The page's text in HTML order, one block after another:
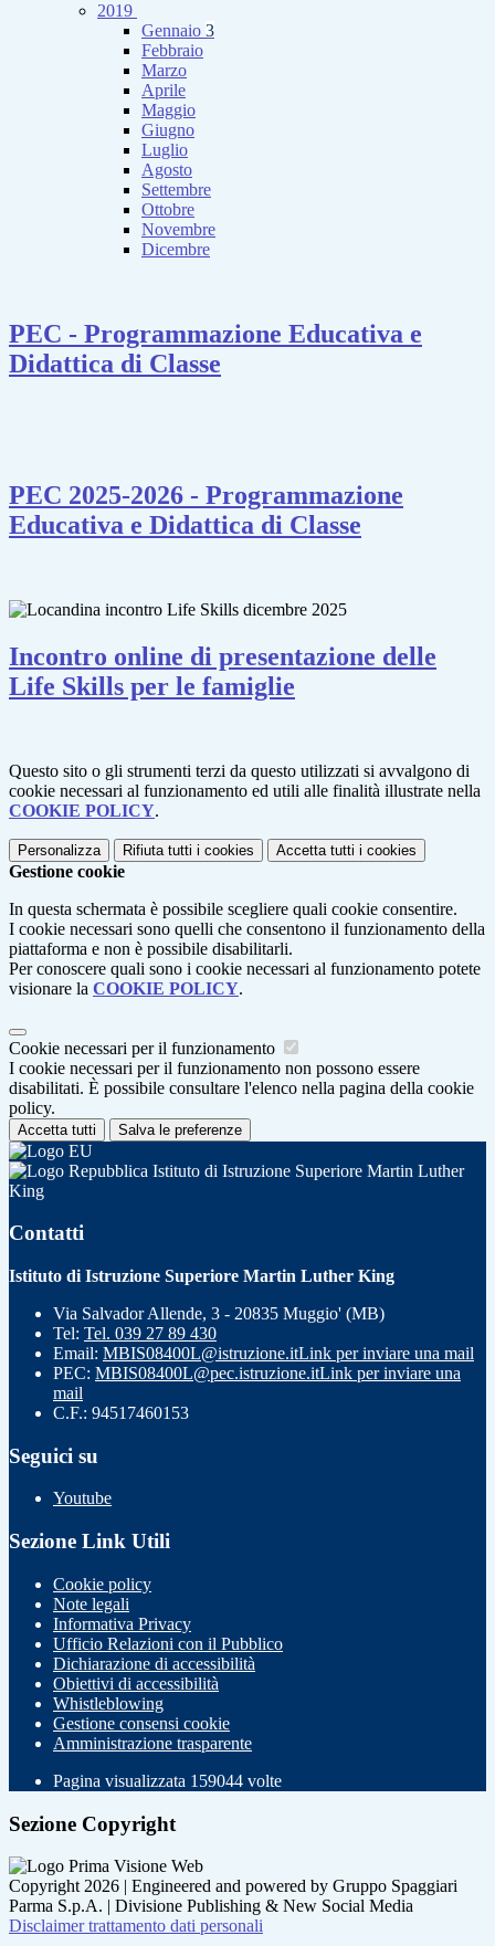
2019
Gennaio 3
Febbraio
Marzo
Aprile
Maggio
Giugno
Luglio
Agosto
Settembre
Ottobre
Novembre
Dicembre
PEC - Programmazione Educativa e
Didattica di Classe
PEC 2025-2026 - Programmazione
Educativa e Didattica di Classe
Incontro online di presentazione delle
Life Skills per le famiglie
Questo sito o gli strumenti terzi da questo utilizzati si avvalgono di
cookie necessari al funzionamento ed utili alle finalità illustrate nella
COOKIE POLICY.
Personalizza Rifiuta tutti i cookies Accetta tutti i cookies
Gestione cookie
In questa schermata è possibile scegliere quali cookie consentire.
I cookie necessari sono quelli che consentono il funzionamento della
piattaforma e non è possibile disabilitarli.
Per conoscere quali sono i cookie necessari al funzionamento potete
visionare la COOKIE POLICY.
Cookie necessari per il funzionamento
I cookie necessari per il funzionamento non possono essere
disabilitati. È possibile consultare l'elenco nella pagina della cookie
policy.
Accetta tutti Salva le preferenze
Istituto di Istruzione Superiore Martin Luther
King
Contatti
Istituto di Istruzione Superiore Martin Luther King
Via Salvador Allende, 3 - 20835 Muggio' (MB)
Tel: Tel. 039 27 89 430
Email: MBIS08400L@istruzione.itLink per inviare una mail
PEC: MBIS08400L@pec.istruzione.itLink per inviare una
mail
C.F.: 94517460153
Seguici su
Youtube
Sezione Link Utili
Cookie policy
Note legali
Informativa Privacy
Ufficio Relazioni con il Pubblico
Dichiarazione di accessibilità
Obiettivi di accessibilità
Whistleblowing
Gestione consensi cookie
Amministrazione trasparente
Pagina visualizzata 159044 volte
Sezione Copyright
Copyright 2026 | Engineered and powered by Gruppo Spaggiari
Parma S.p.A. | Divisione Publishing & New Social Media
Disclaimer trattamento dati personali